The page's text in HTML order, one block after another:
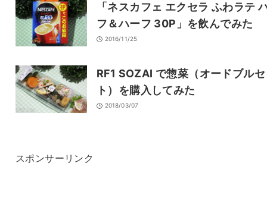
「ネスカフェ エクセラ ふわラテ
フ＆ハーフ 30P」を飲んでみた
2016/11/25
RF1 SOZAI で惣菜（オードブル
ト）を購入してみた
2018/03/07
スポンサーリンク